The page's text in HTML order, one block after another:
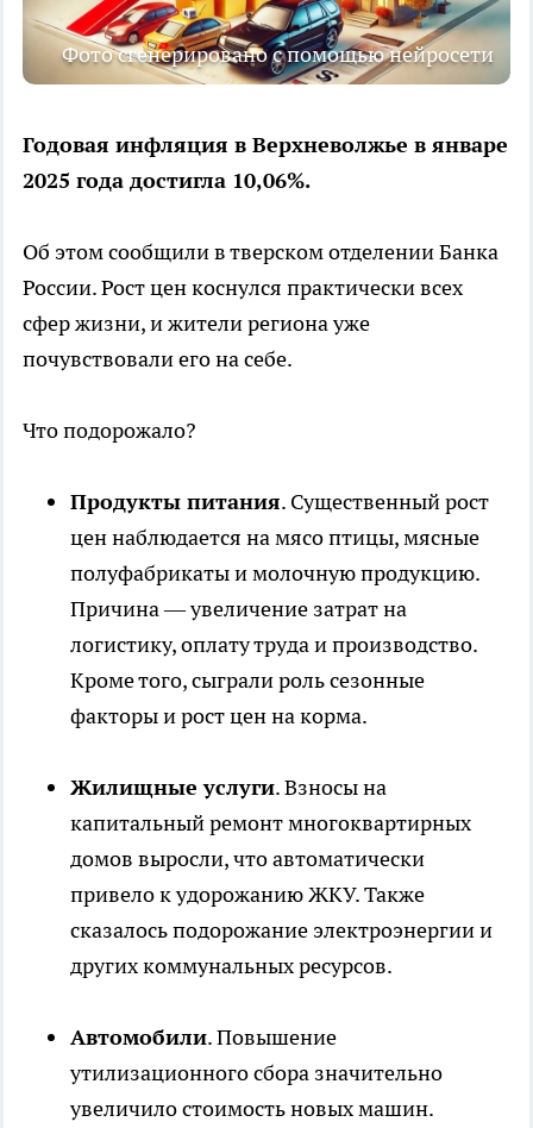
Фото сгенерировано с помощью нейросети
Годовая инфляция в Верхневолжье в январе
2025 года достигла 10,06%.
Об этом сообщили в тверском отделении Банка
России. Рост цен коснулся практически всех
сфер жизни, и жители региона уже
почувствовали его на себе.
Что подорожало?
Продукты питания. Существенный рост
цен наблюдается на мясо птицы, мясные
полуфабрикаты и молочную продукцию.
Причина — увеличение затрат на
логистику, оплату труда и производство.
Кроме того, сыграли роль сезонные
факторы и рост цен на корма.
Жилищные услуги. Взносы на
капитальный ремонт многоквартирных
домов выросли, что автоматически
привело к удорожанию ЖКУ. Также
сказалось подорожание электроэнергии и
других коммунальных ресурсов.
Автомобили. Повышение
утилизационного сбора значительно
увеличило стоимость новых машин.